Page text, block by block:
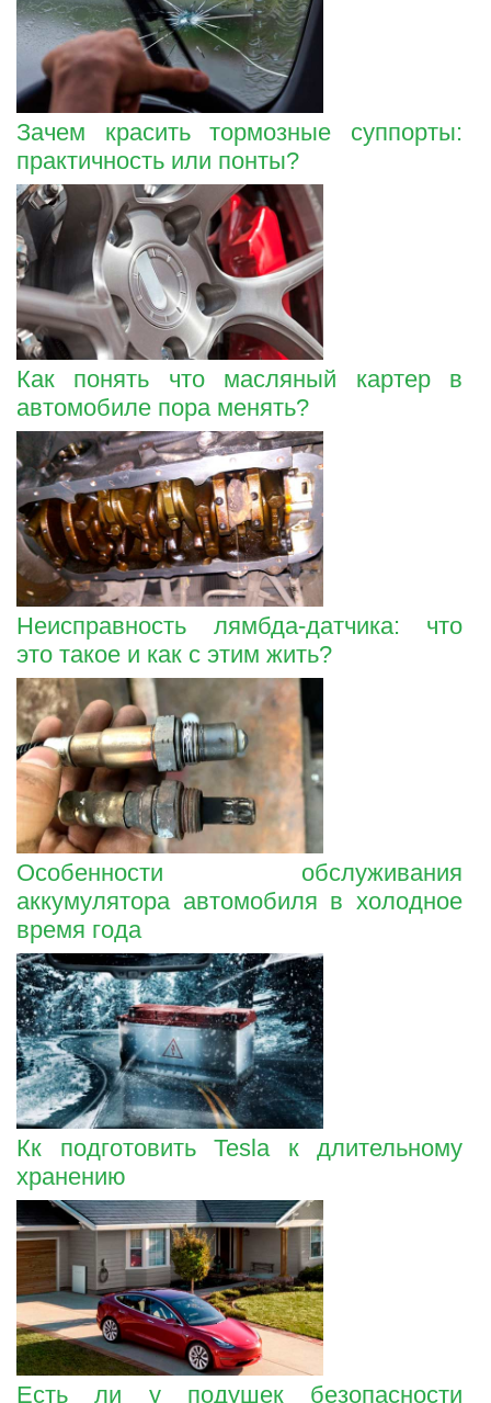
Зачем красить тормозные суппорты:
практичность или понты?
Как понять что масляный картер в
автомобиле пора менять?
Неисправность лямбда-датчика: что
это такое и как с этим жить?
Особенности обслуживания
аккумулятора автомобиля в холодное
время года
Кк подготовить Tesla к длительному
хранению
Есть ли у подушек безопасности